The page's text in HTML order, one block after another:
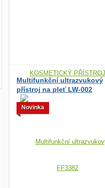
Multifunkční ultrazvukový
přístroj na pleť LW-002
Novinka